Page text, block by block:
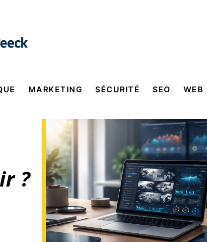
MARKETING SÉCURITÉ SEO WEB
?